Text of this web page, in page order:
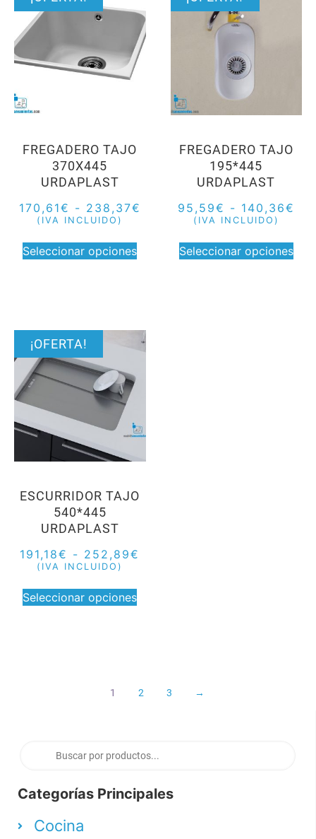
Categorías Principales
Cocina
FREGADERO TAJO
370X445
URDAPLAST
170,61€ - 238,37€
(IVA INCLUIDO)
Seleccionar opciones
FREGADERO TAJO
195*445
URDAPLAST
95,59€ - 140,36€
(IVA INCLUIDO)
Seleccionar opciones
¡OFERTA!
ESCURRIDOR TAJO
540*445
URDAPLAST
191,18€ - 252,89€
(IVA INCLUIDO)
Seleccionar opciones
1 2 3 →